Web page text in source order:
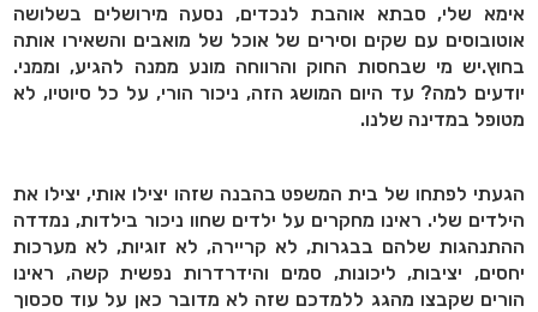
אימא שלי, סבתא אוהבת לנכדים, נסעה מירושלים בשלושה
אוטובוסים עם שקים וסירים של אוכל של מואבים והשאירו אותה
בחוץ.יש מי שבחסות החוק והרווחה מונע ממנה להגיע, וממני.
יודעים למה? עד היום המושג הזה, ניכור הורי, על כל סיוטיו, לא
מטופל במדינה שלנו.
הגעתי לפתחו של בית המשפט בהבנה שזהו יצילו אותי, יצילו את
הילדים שלי. ראינו מחקרים על ילדים שחוו ניכור בילדות, נמדדה
ההתנהגות שלהם בבגרות, לא קריירה, לא זוגיות, לא מערכות
יחסים, יציבות, ליכונות, סמים והידרדרות נפשית קשה, ראינו
הורים שקבצו מהגג ללמדכם שזה לא מדובר כאן על עוד סכסוך